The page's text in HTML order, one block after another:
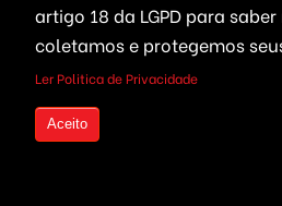
Copyright © 2001 á 2025 | All
Fale Consoco
artigo 18 da LGPD para
coletamos e protegemos
Ler Politica de Privacidade
Aceito